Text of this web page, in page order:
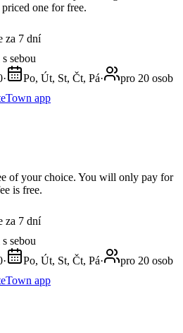
one for free.
za 7 dní
sebou
· Po, Út, St, Čt, Pá·
pro 20 osob
app
of your choice. You will only pay for
is free.
za 7 dní
sebou
· Po, Út, St, Čt, Pá·
pro 20 osob
app